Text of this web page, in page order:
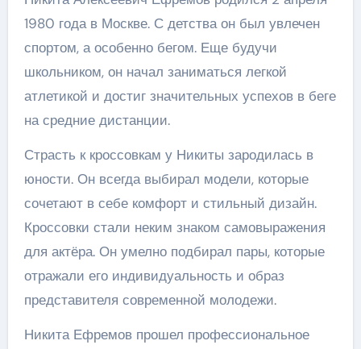
1980 года в Москве. С детства он был увлечен
спортом, а особенно бегом. Еще будучи
школьником, он начал заниматься легкой
атлетикой и достиг значительных успехов в беге
на средние дистанции.
Страсть к кроссовкам у Никиты зародилась в
юности. Он всегда выбирал модели, которые
сочетают в себе комфорт и стильный дизайн.
Кроссовки стали неким знаком самовыражения
для актёра. Он умелно подбирал пары, которые
отражали его индивидуальность и образ
представителя современной молодежи.
Никита Ефремов прошел профессиональное